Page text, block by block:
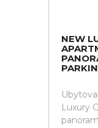
NEW
Luxury